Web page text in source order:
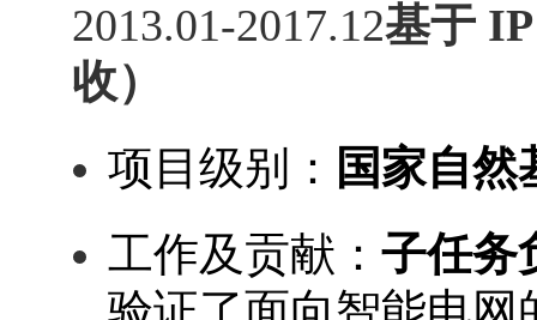
2013.01-2017.12基于
收）
项目级别： 国家自然
工作及贡献： 子任务